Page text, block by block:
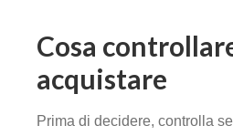
Cosa
acquistare
Prima di decidere, controlla